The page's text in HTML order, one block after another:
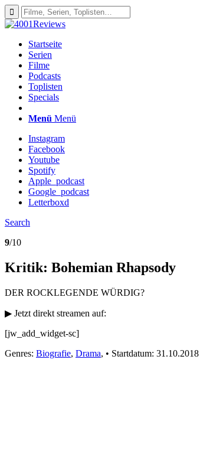
Startseite
Serien
Filme
Podcasts
Toplisten
Specials
Menü Menü
Instagram
Facebook
Youtube
Spotify
Apple_podcast
Google_podcast
Letterboxd
Search
9/10
Kritik: Bohemian Rhapsody
DER ROCKLEGENDE WÜRDIG?
▶ Jetzt direkt streamen auf:
[jw_add_widget-sc]
Genres: Biografie, Drama, • Startdatum: 31.10.2018